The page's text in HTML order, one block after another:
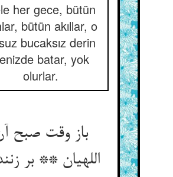
her gece, bütün
bütün akıllar, o
bucaksız derin
batar, yok
olurlar.
باز وقت صبح
اللهیان ** بر